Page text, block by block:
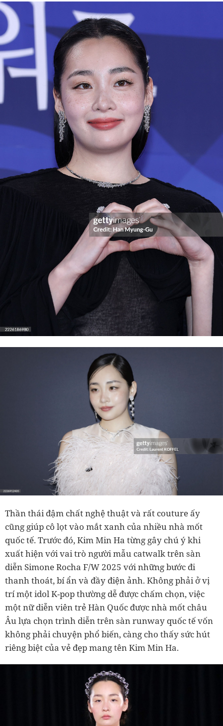
Thần thái đậm chất nghệ thuật và rất couture ấy
cũng giúp cô lọt vào mắt xanh của nhiều nhà mốt
quốc tế. Trước đó, Kim Min Ha từng gây chú ý khi
xuất hiện với vai trò người mẫu catwalk trên sàn
diễn Simone Rocha F/W 2025 với những bước đi
thanh thoát, bí ẩn và đầy điện ảnh. Không phải ở vị
trí một idol K-pop thường dễ được chấm chọn, việc
một nữ diễn viên trẻ Hàn Quốc được nhà mốt châu
Âu lựa chọn trình diễn trên sàn runway quốc tế vốn
không phải chuyện phổ biến, càng cho thấy sức hút
riêng biệt của vẻ đẹp mang tên Kim Min Ha.